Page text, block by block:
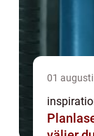
01